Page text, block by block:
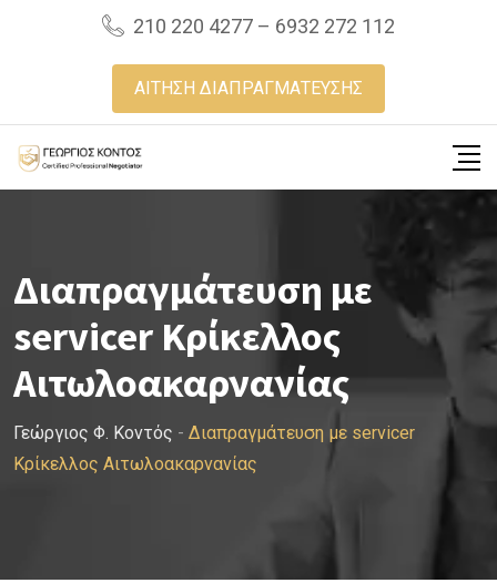
210 220 4277 – 6932 272 112
ΑΙΤΗΣΗ ΔΙΑΠΡΑΓΜΑΤΕΥΣΗΣ
Διαπραγμάτευση με
servicer Κρίκελλος
Αιτωλοακαρνανίας
Γεώργιος Φ. Κοντός - Διαπραγμάτευση με servicer
Κρίκελλος Αιτωλοακαρνανίας